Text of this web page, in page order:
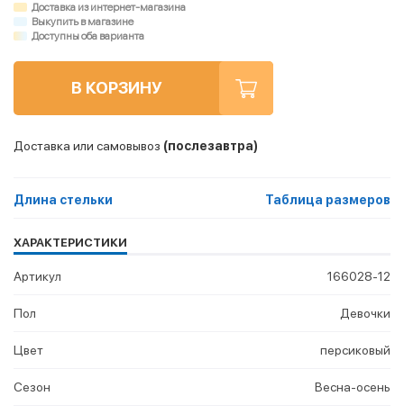
Доставка из интернет-магазина
Выкупить в магазине
Доступны оба варианта
В КОРЗИНУ
Доставка или самовывоз (послезавтра)
Длина стельки Таблица размеров
ХАРАКТЕРИСТИКИ
Артикул 166028-12
Пол Девочки
Цвет персиковый
Сезон Весна-осень